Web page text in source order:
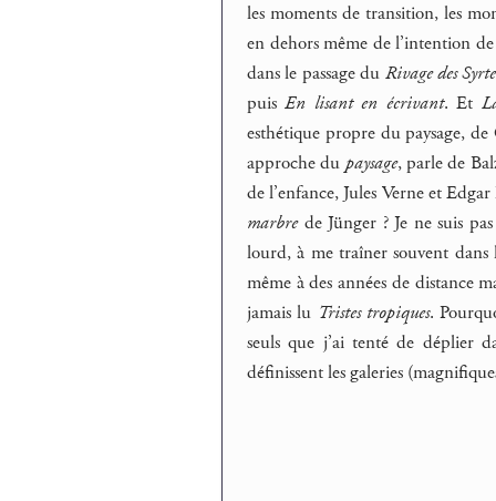
les moments de transition, les
en dehors même de l’intention
dans le passage du Rivage des
puisEn lisant en écrivant. Et
esthétique propre du paysage,
approche du paysage, parle de
de l’enfance, Jules Verne et
marbrede Jünger ? Je ne suis
lourd, à me traîner souvent dans
même à des années de distance
jamais lu Tristes tropiques.
seuls que j’ai tenté de déplier
définissent les galeries